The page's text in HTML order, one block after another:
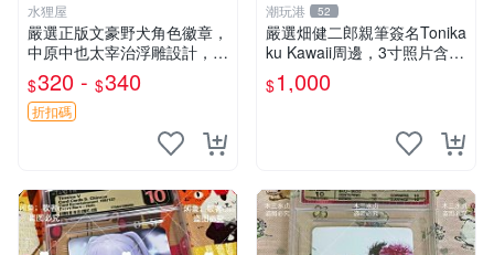
水狸屋
嚴選正版文豪野犬角色徽章，
中原中也太宰治浮雕設計，5
8mm馬口鐵質吧唧徽章，有
原袋可對光確認。國谷正品保
障，適合收藏。 中原中也 浮
$320 - $340
折扣碼
潮玩港 52
嚴選畑健二郎親筆簽名Tonika
ku Kawaii周邊，3寸照片含原
裝卡匣。收藏家直供，保真可
靠。 Tonikaku Kawaii 畑健二
$1,000